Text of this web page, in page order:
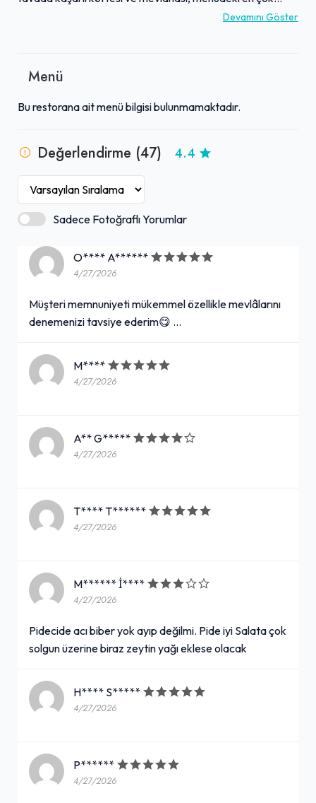
tavsiye edilen lezzetler arasında yer almaktadır.
verdiği önem de takdir toplamaktadır. Sinanpaşa'da bilinen
sunmayı hedeflemektedir.
Devamını Göster
Menü
Bu restorana ait menü bilgisi bulunmamaktadır.
Değerlendirme (47) 4.4
Sadece Fotoğraflı Yorumlar
O**** A******
4/27/2026
Müşteri memnuniyeti mükemmel özellikle mevlâlarını
denemenizi tavsiye ederim😋 …
M****
4/27/2026
A** G*****
4/27/2026
T**** T******
4/27/2026
M****** İ****
4/27/2026
Pidecide acı biber yok ayıp değilmi. Pide iyi Salata çok
solgun üzerine biraz zeytin yağı eklese olacak
H**** S*****
4/27/2026
P******
4/27/2026